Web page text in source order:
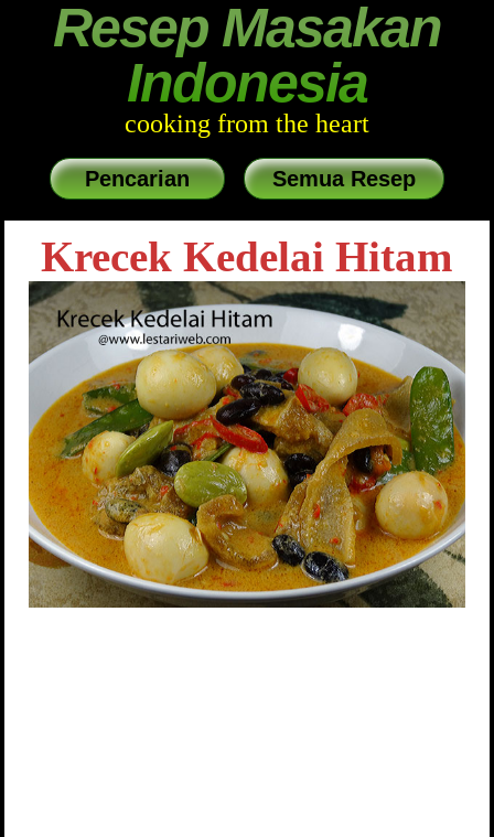
Resep Masakan
Indonesia
cooking from the heart
Pencarian Semua Resep
Krecek Kedelai Hitam